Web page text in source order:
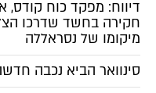
דיווח: מפקד כוח
חקירה בחשד שדרכו
מיקומו של נסראללה
סינוואר הביא נכבה